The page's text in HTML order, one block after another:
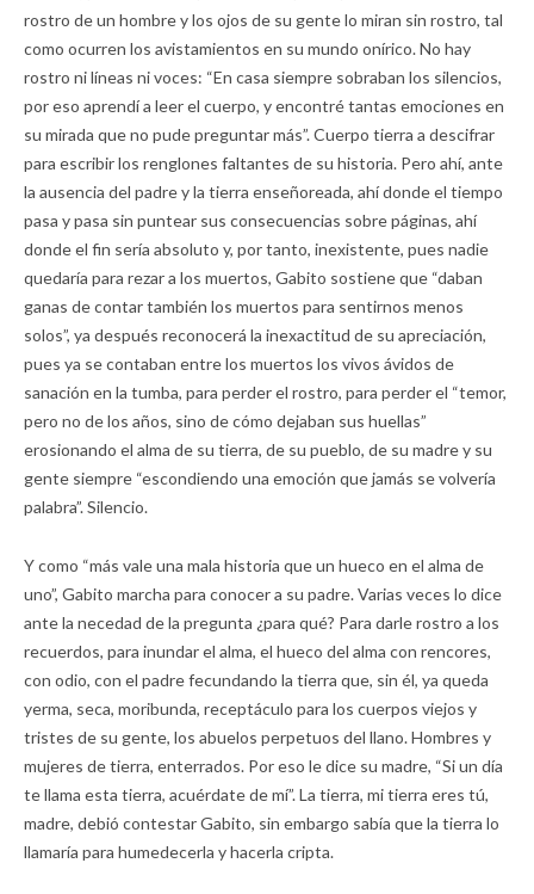
rostro de un hombre y los ojos de su gente lo miran sin rostro, tal
como ocurren los avistamientos en su mundo onírico. No hay
rostro ni líneas ni voces: “En casa siempre sobraban los silencios,
por eso aprendí a leer el cuerpo, y encontré tantas emociones en
su mirada que no pude preguntar más”. Cuerpo tierra a descifrar
para escribir los renglones faltantes de su historia. Pero ahí, ante
la ausencia del padre y la tierra enseñoreada, ahí donde el tiempo
pasa y pasa sin puntear sus consecuencias sobre páginas, ahí
donde el fin sería absoluto y, por tanto, inexistente, pues nadie
quedaría para rezar a los muertos, Gabito sostiene que “daban
ganas de contar también los muertos para sentirnos menos
solos”, ya después reconocerá la inexactitud de su apreciación,
pues ya se contaban entre los muertos los vivos ávidos de
sanación en la tumba, para perder el rostro, para perder el “temor,
pero no de los años, sino de cómo dejaban sus huellas”
erosionando el alma de su tierra, de su pueblo, de su madre y su
gente siempre “escondiendo una emoción que jamás se volvería
palabra”. Silencio.
Y como “más vale una mala historia que un hueco en el alma de
uno”, Gabito marcha para conocer a su padre. Varias veces lo dice
ante la necedad de la pregunta ¿para qué? Para darle rostro a los
recuerdos, para inundar el alma, el hueco del alma con rencores,
con odio, con el padre fecundando la tierra que, sin él, ya queda
yerma, seca, moribunda, receptáculo para los cuerpos viejos y
tristes de su gente, los abuelos perpetuos del llano. Hombres y
mujeres de tierra, enterrados. Por eso le dice su madre, “Si un día
te llama esta tierra, acuérdate de mí”. La tierra, mi tierra eres tú,
madre, debió contestar Gabito, sin embargo sabía que la tierra lo
llamaría para humedecerla y hacerla cripta.